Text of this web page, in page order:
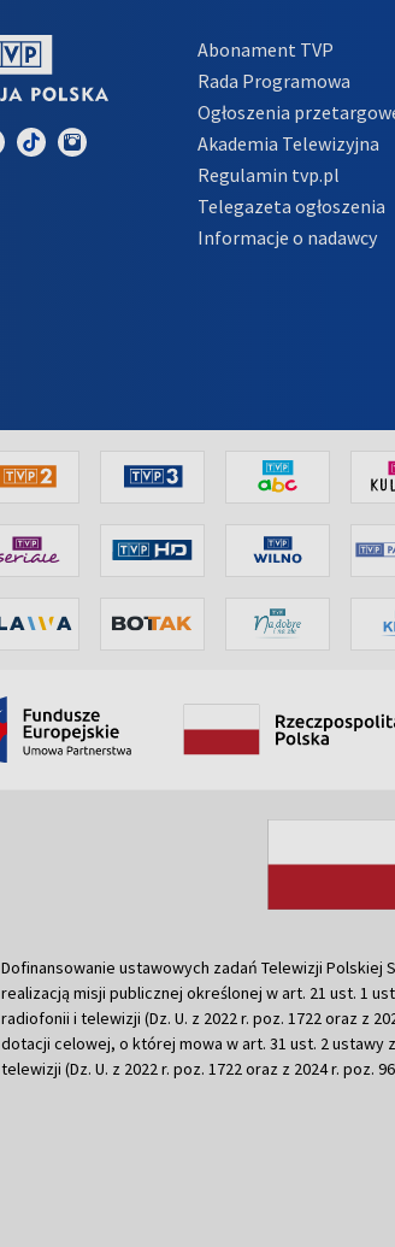
Abonament TVP
Rada Programowa
Ogłoszenia
Akademia Telewizyjna
Regulamin tvp.pl
Telegazeta ogłoszenia
Informacje o nadawcy
Dofinansowanie ustawowych zadań Telewizji Polskiej
realizacją misji publicznej określonej w art. 21 ust. 1
radiofonii i telewizji (Dz. U. z 2022 r. poz. 1722 oraz z
dotacji celowej, o której mowa w art. 31 ust. 2 ustawy
telewizji (Dz. U. z 2022 r. poz. 1722 oraz z 2024 r. poz.